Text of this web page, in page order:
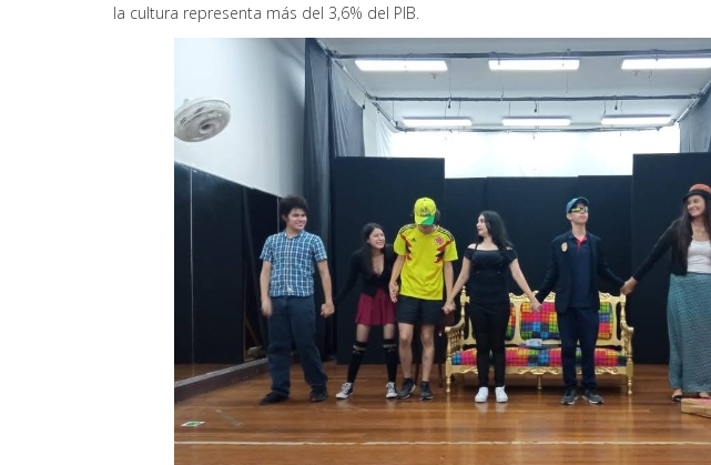
la cultura representa más del 3,6% del PIB.